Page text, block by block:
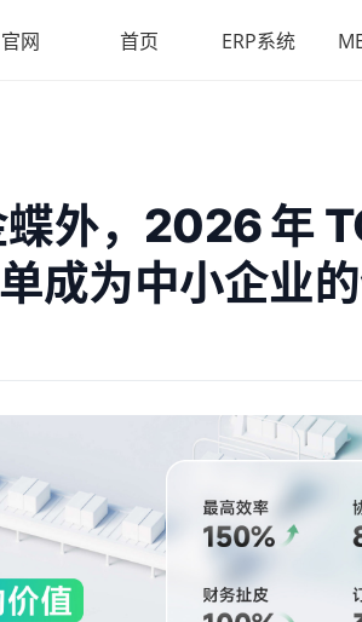
官网 首页 ERP系统
外，2026 年
成为中小企业